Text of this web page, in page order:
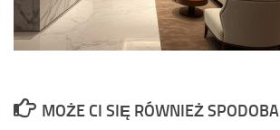
MOŻE CI SIĘ RÓWNIEŻ SPODOBA